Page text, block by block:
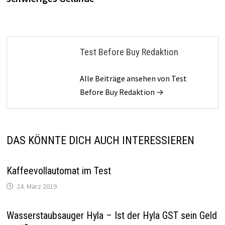
Test Before Buy Redaktion
Alle Beiträge ansehen von Test
Before Buy Redaktion →
DAS KÖNNTE DICH AUCH INTERESSIEREN
Kaffeevollautomat im Test
24. März 2019
Wasserstaubsauger Hyla – Ist der Hyla GST sein Geld